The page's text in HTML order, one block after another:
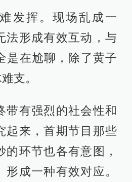
发挥。现场乱成一
法形成有效互动，与
是在尬聊，除了黄子
支。
带有强烈的社会性和
起来，首期节目那些
的环节也各有意图，
成一种有效对应。